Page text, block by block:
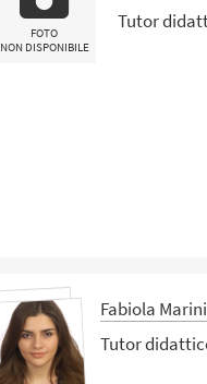
FOTO
NON DISPONIBILE
Tutor
Fabiola Marini
Tutor